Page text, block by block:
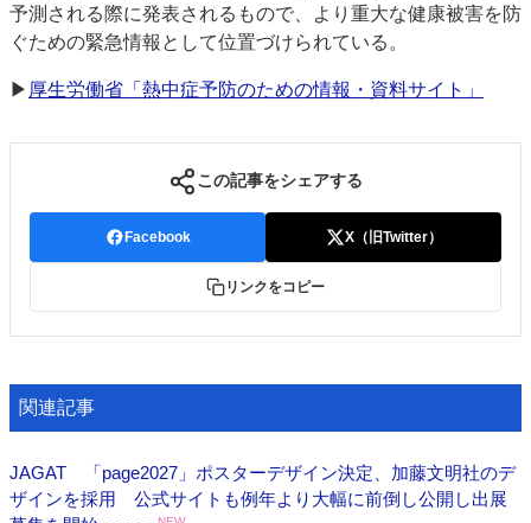
予測される際に発表されるもので、より重大な健康被害を防
ぐための緊急情報として位置づけられている。
▶ 厚生労働省「熱中症予防のための情報・資料サイト」
この記事をシェアする
Facebook X（旧Twitter）
リンクをコピー
関連記事
JAGAT 「page2027」ポスターデザイン決定、加藤文明社のデ
ザインを採用 公式サイトも例年より大幅に前倒し公開し出展